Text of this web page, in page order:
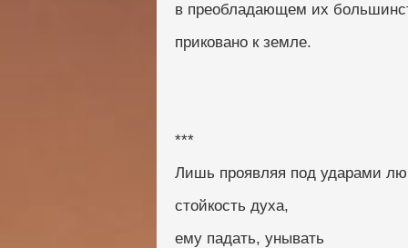
в преобладающем их
приковано к земле.
***
Лишь проявляя под ударами
стойкость духа,
ему падать, унывать